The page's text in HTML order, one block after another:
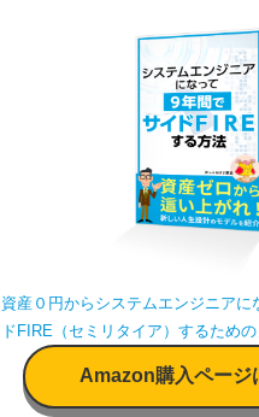
資産０円からシステムエンジニアに
ドFIRE（セミリタイア）するため
Amazon購入ページ